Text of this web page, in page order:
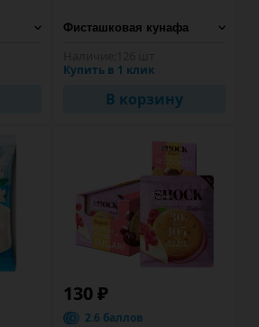
Купить в 1 клик
В корзину
130 ₽
2.6 баллов